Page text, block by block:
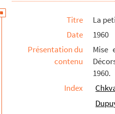
Pepsie (1965 ; Cochet)
La Thébaïde (1965 ; Maulnier)
Le médecin malgré lui (1965 ;
L'oeuf à la coque (1966 ; Guérin)
Les bourgeoises à la mode (1966 ;
Titre
La
Date
1960
Présentation du
contenu
Mise
1960.
Index